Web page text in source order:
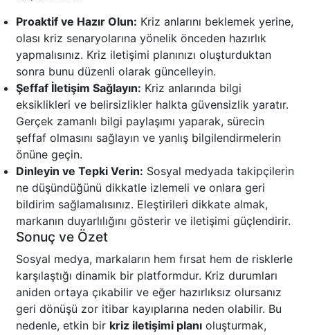
Proaktif ve Hazır Olun: Kriz anlarını beklemek yerine,
olası kriz senaryolarına yönelik önceden hazırlık
yapmalısınız. Kriz iletişimi planınızı oluşturduktan
sonra bunu düzenli olarak güncelleyin.
Şeffaf İletişim Sağlayın: Kriz anlarında bilgi
eksiklikleri ve belirsizlikler halkta güvensizlik yaratır.
Gerçek zamanlı bilgi paylaşımı yaparak, sürecin
şeffaf olmasını sağlayın ve yanlış bilgilendirmelerin
önüne geçin.
Dinleyin ve Tepki Verin: Sosyal medyada takipçilerin
ne düşündüğünü dikkatle izlemeli ve onlara geri
bildirim sağlamalısınız. Eleştirileri dikkate almak,
markanın duyarlılığını gösterir ve iletişimi güçlendirir.
Sonuç ve Özet
Sosyal medya, markaların hem fırsat hem de risklerle
karşılaştığı dinamik bir platformdur. Kriz durumları
aniden ortaya çıkabilir ve eğer hazırlıksız olursanız
geri dönüşü zor itibar kayıplarına neden olabilir. Bu
nedenle, etkin bir kriz iletişimi planı oluşturmak,